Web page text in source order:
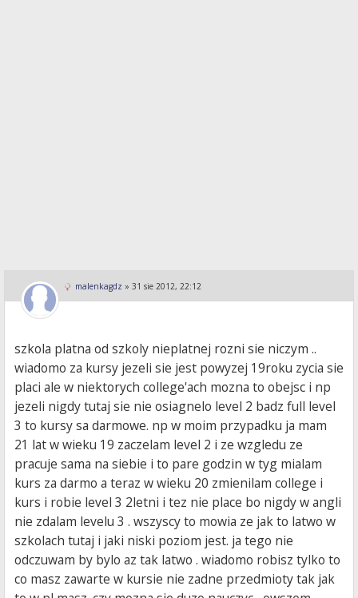
malenkagdz » 31 sie 2012, 22:12
szkola platna od szkoly nieplatnej rozni sie niczym ..
wiadomo za kursy jezeli sie jest powyzej 19roku zycia sie
placi ale w niektorych college'ach mozna to obejsc i np
jezeli nigdy tutaj sie nie osiagnelo level 2 badz full level
3 to kursy sa darmowe. np w moim przypadku ja mam
21 lat w wieku 19 zaczelam level 2 i ze wzgledu ze
pracuje sama na siebie i to pare godzin w tyg mialam
kurs za darmo a teraz w wieku 20 zmienilam college i
kurs i robie level 3 2letni i tez nie place bo nigdy w angli
nie zdalam levelu 3 . wszyscy to mowia ze jak to latwo w
szkolach tutaj i jaki niski poziom jest. ja tego nie
odczuwam by bylo az tak latwo . wiadomo robisz tylko to
co masz zawarte w kursie nie zadne przedmioty tak jak